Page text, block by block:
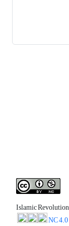
Islamic
NC 4.0